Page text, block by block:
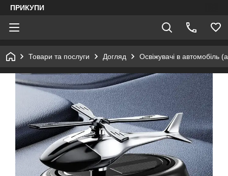
ПРИКУПИ
Товари та послуги Догляд Освіжувачі в автомобіль